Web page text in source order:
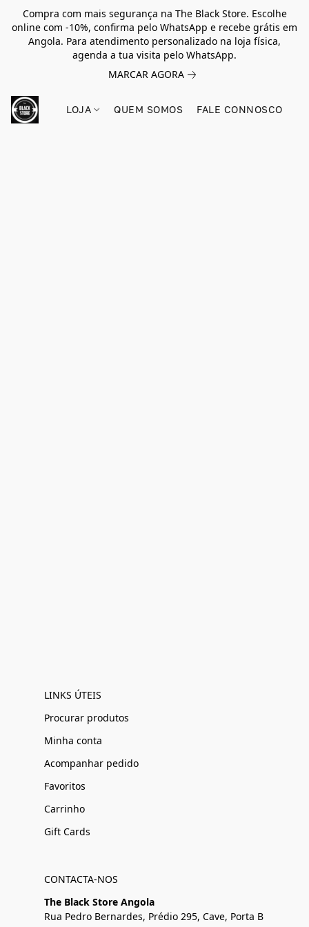
Compra com mais segurança na The Black Store. Escolhe
online com -10%, confirma pelo WhatsApp e recebe grátis em
Angola. Para atendimento personalizado na loja física,
agenda a tua visita pelo WhatsApp.
MARCAR AGORA
LOJA QUEM SOMOS FALE CONNOSCO
LINKS ÚTEIS
Procurar produtos
Minha conta
Acompanhar pedido
Favoritos
Carrinho
Gift Cards
CONTACTA-NOS
The Black Store Angola
Rua Pedro Bernardes, Prédio 295, Cave, Porta B